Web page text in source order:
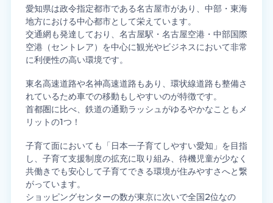
愛知県は政令指定都市である名古屋市があり、中部・東海
地方における中心都市として栄えています。
交通網も発達しており、名古屋駅・名古屋空港・中部国際
空港（セントレア）を中心に観光やビジネスにおいて非常
に利便性の高い環境です。
東名高速道路や名神高速道路もあり、環状線道路も整備さ
れているため車での移動もしやすいのが特徴です。
首都圏に比べ、鉄道の通勤ラッシュがゆるやかなこともメ
リットの1つ！
子育て面においても「日本一子育てしやすい愛知」を目指
し、子育て支援制度の拡充に取り組み、待機児童が少なく
共働きでも安心して子育てできる環境が住みやすさへと繋
がっています。
ショッピングセンターの数が東京に次いで全国2位なの